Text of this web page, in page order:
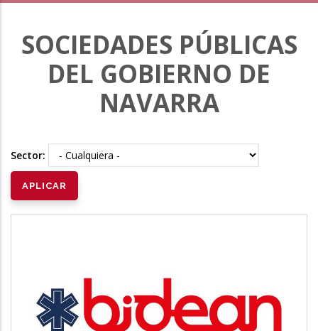
SOCIEDADES PÚBLICAS
DEL GOBIERNO DE
NAVARRA
Sector:
BIDEAN